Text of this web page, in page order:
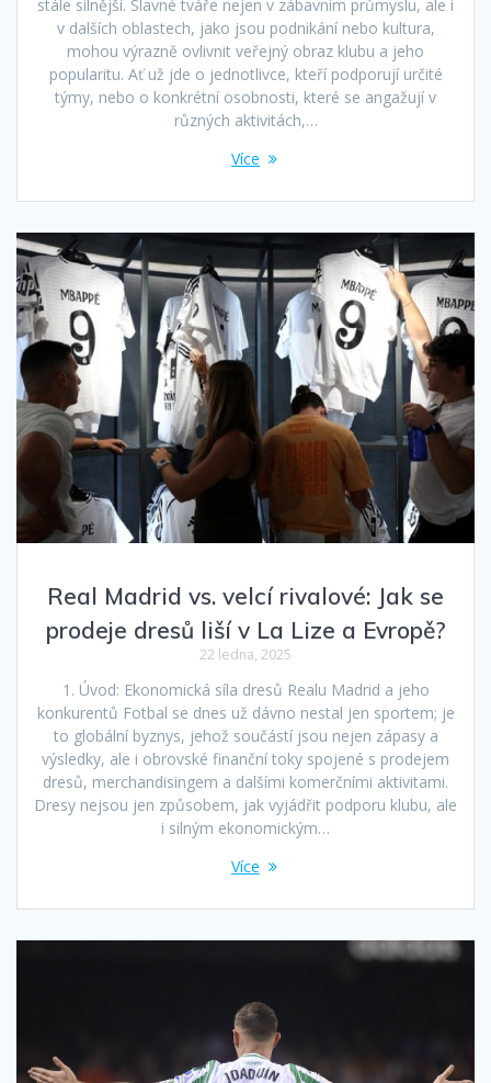
stále silnější. Slavné tváře nejen v zábavním průmyslu, ale i
v dalších oblastech, jako jsou podnikání nebo kultura,
mohou výrazně ovlivnit veřejný obraz klubu a jeho
popularitu. Ať už jde o jednotlivce, kteří podporují určité
týmy, nebo o konkrétní osobnosti, které se angažují v
různých aktivitách,…
Více
Real Madrid vs. velcí rivalové: Jak se
prodeje dresů liší v La Lize a Evropě?
22 ledna, 2025
1. Úvod: Ekonomická síla dresů Realu Madrid a jeho
konkurentů Fotbal se dnes už dávno nestal jen sportem; je
to globální byznys, jehož součástí jsou nejen zápasy a
výsledky, ale i obrovské finanční toky spojené s prodejem
dresů, merchandisingem a dalšími komerčními aktivitami.
Dresy nejsou jen způsobem, jak vyjádřit podporu klubu, ale
i silným ekonomickým…
Více